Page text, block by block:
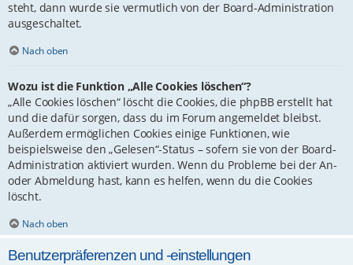
steht, dann wurde sie vermutlich von der Board-Administration
ausgeschaltet.
Nach oben
Wozu ist die Funktion „Alle Cookies löschen“?
„Alle Cookies löschen“ löscht die Cookies, die phpBB erstellt hat
und die dafür sorgen, dass du im Forum angemeldet bleibst.
Außerdem ermöglichen Cookies einige Funktionen, wie
beispielsweise den „Gelesen“-Status – sofern sie von der Board-
Administration aktiviert wurden. Wenn du Probleme bei der An-
oder Abmeldung hast, kann es helfen, wenn du die Cookies
löscht.
Nach oben
Benutzerpräferenzen und -einstellungen